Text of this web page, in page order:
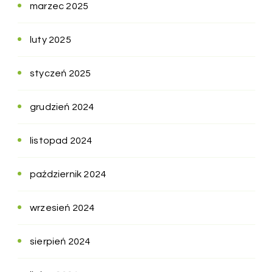
marzec 2025
luty 2025
styczeń 2025
grudzień 2024
listopad 2024
październik 2024
wrzesień 2024
sierpień 2024